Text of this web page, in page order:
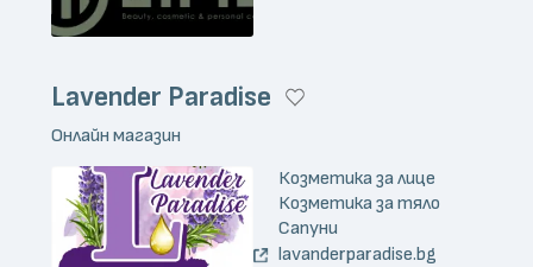
Lavender Paradise
Онлайн магазин
Козметика за лице
Козметика за тяло
Сапуни
lavanderparadise.bg